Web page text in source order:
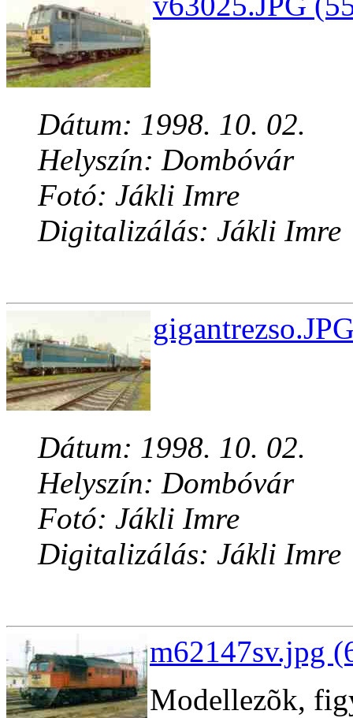
Dátum: 1998. 10. 02.
Helyszín: Dombóvár
Fotó: Jákli Imre
Digitalizálás: Jákli Imre
Dátum: 1998. 10. 02.
Helyszín: Dombóvár
Fotó: Jákli Imre
Digitalizálás: Jákli Imre
m62147sv.jpg
Modellezõk,